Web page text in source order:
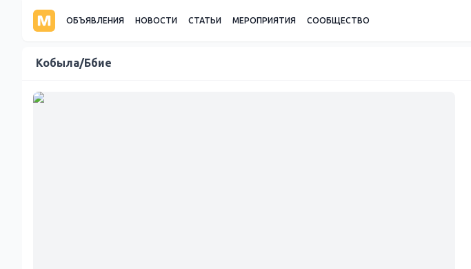
ОБЪЯВЛЕНИЯ НОВОСТИ СТАТЬИ МЕРОПРИЯТИЯ СООБЩЕСТВО
Кобыла/Ббие